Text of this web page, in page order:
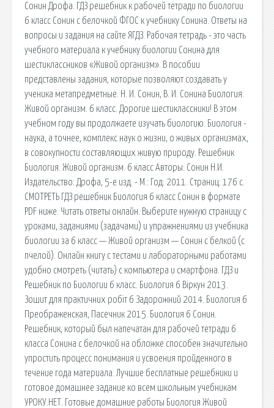
Сонин Дрофа. ГДЗ решебник к рабочей тетради по биологии
6 класс Сонин с белочкой ФГОС к учебнику Сонина. Ответы на
вопросы и задания на сайте ЯГДЗ. Рабочая тетрадь - это часть
учебного материала к учебнику биологии Сонина для
шестиклассников «Живой организм». В пособии
представлены задания, которые позволяют создавать у
ученика метапредметные. Н. И. Сонин, В. И. Сонина Биология.
Живой организм. 6 класс. Дорогие шестиклассники! В этом
учебном году вы продолжаете изучать биологию. Биология -
наука, а точнее, комплекс наук о жизни, о живых организмах,
в совокупности составляющих живую природу. Решебник
Биология. Живой организм. 6 класс Авторы: Сонин Н.И.
Издательство: Дрофа, 5-е изд. - М.: Год: 2011. Страниц: 176 с.
СМОТРЕТЬ ГДЗ решебник Биология 6 класс Сонин в формате
PDF ниже. Читать ответы онлайн. Выберите нужную страницу с
уроками, заданиями (задачами) и упражнениями из учебника
биологии за 6 класс — Живой организм — Сонин с белкой (с
пчелой). Онлайн книгу с тестами и лабораторными работами
удобно смотреть (читать) с компьютера и смартфона. ГДЗ и
Решебник по Биологии 6 класс. Биология 6 Віркун 2013.
Зошит для практичних робіт 6 Задорожний 2014. Биология 6
Преображенская, Пасечник 2015. Биология 6 Сонин.
Решебник, который был напечатан для рабочей тетради 6
класса Сонина с белочкой на обложке способен значительно
упростить процесс понимания и усвоения пройденного в
течение года материала. Лучшие бесплатные решебники и
готовое домашнее задание ко всем школьным учебникам
УРОКУ.НЕТ. Готовые домашние работы Биология Живой